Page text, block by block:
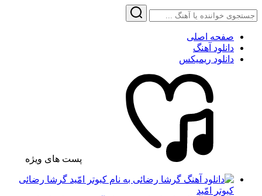
صفحه اصلی
دانلود آهنگ
دانلود ریمیکس
پست های ویژه
گرشا رضائی
کبوتر امّید